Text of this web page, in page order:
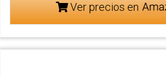
Ver precios en